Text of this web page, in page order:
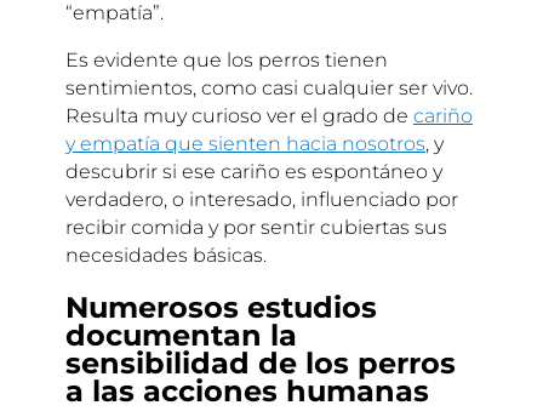
“empatía”.
Es evidente que los perros tienen
sentimientos, como casi cualquier ser vivo.
Resulta muy curioso ver el grado de cariño
y empatía que sienten hacia nosotros, y
descubrir si ese cariño es espontáneo y
verdadero, o interesado, influenciado por
recibir comida y por sentir cubiertas sus
necesidades básicas.
Numerosos estudios
documentan la
sensibilidad de los perros
a las acciones humanas